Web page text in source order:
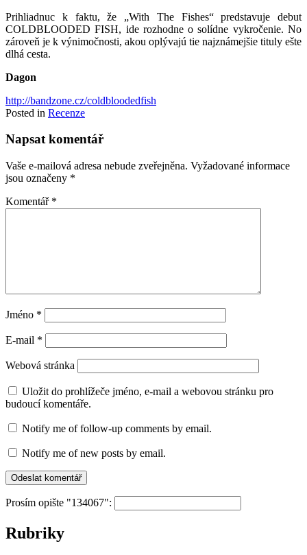
Prihliadnuc k faktu, že „With The Fishes“ predstavuje debut
COLDBLOODED FISH, ide rozhodne o solídne vykročenie. No
zároveň je k výnimočnosti, akou oplývajú tie najznámejšie tituly ešte
dlhá cesta.
Dagon
http://bandzone.cz/coldbloodedfish
Posted in Recenze
Napsat komentář
Vaše e-mailová adresa nebude zveřejněna. Vyžadované informace
jsou označeny *
Komentář *
Jméno *
E-mail *
Webová stránka
Uložit do prohlížeče jméno, e-mail a webovou stránku pro
budoucí komentáře.
Notify me of follow-up comments by email.
Notify me of new posts by email.
Prosím opište "134067":
Rubriky